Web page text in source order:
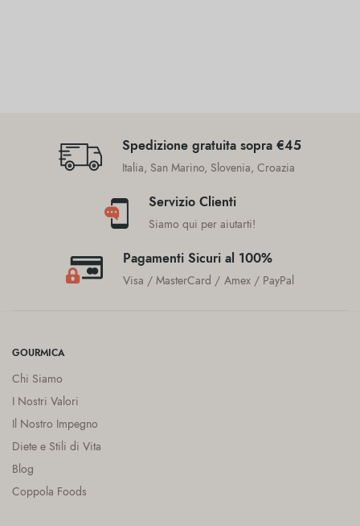
Spedizione gratuita sopra €45
Italia, San Marino, Slovenia, Croazia
Servizio Clienti
Siamo qui per aiutarti!
Pagamenti Sicuri al 100%
Visa / MasterCard / Amex / PayPal
GOURMICA
Chi Siamo
I Nostri Valori
Il Nostro Impegno
Diete e Stili di Vita
Blog
Coppola Foods